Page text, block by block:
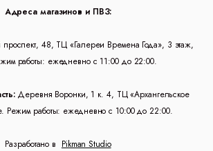
Адреса магазинов и ПВЗ:
проспект, 48, ТЦ «Галереи Времена Года», 3 этаж,
работы: ежедневно с 11:00 до 22:00.
Деревня Воронки, 1 к. 4, ТЦ «Архангельское
Режим работы: ежедневно с 10:00 до 22:00.
Разработано в Pikman Studio